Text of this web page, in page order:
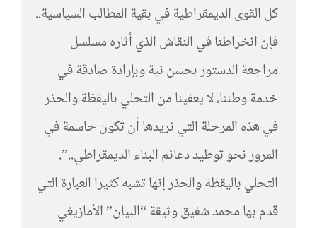
كل القوى الديمقراطية في بقية المطالب السياسية..
فإن انخراطنا في النقاش الذي أثاره مسلسل
مراجعة الدستور بحسن نية وبإرادة صادقة في
خدمة وطننا، لا يعفينا من التحلي باليقظة والحذر
في هذه المرحلة التي نريدها أن تكون حاسمة في
المرور نحو توطيد دعائم البناء الديمقراطي..”.
التحلي باليقظة والحذر إنها تشبه كثيرا العبارة التي
قدم بها محمد شفيق وثيقة “البيان” الأمازيغي